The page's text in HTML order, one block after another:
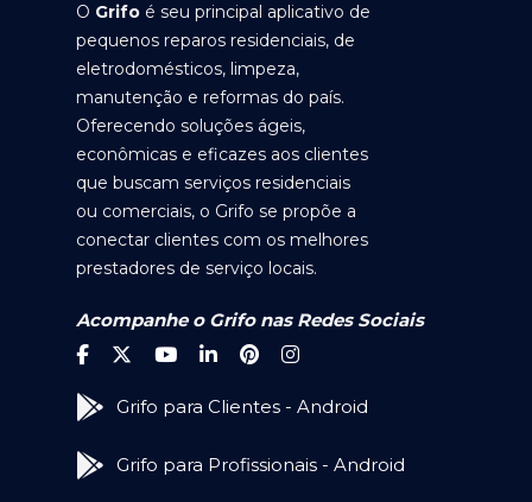
O Grifo é seu principal aplicativo de
pequenos reparos residenciais, de
eletrodomésticos, limpeza,
manutenção e reformas do país.
Oferecendo soluções ágeis,
econômicas e eficazes aos clientes
que buscam serviços residenciais
ou comerciais, o Grifo se propõe a
conectar clientes com os melhores
prestadores de serviço locais.
Acompanhe o Grifo nas Redes Sociais
Grifo para Clientes - Android
Grifo para Profissionais - Android